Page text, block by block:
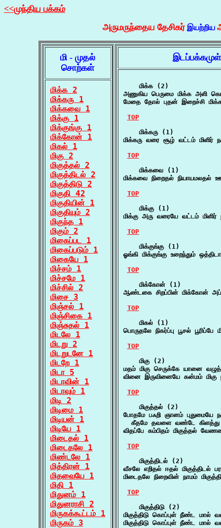
<<முந்திய பக்கம்
அருமருந்தைய தேசிகர் இயற்றிய
மி - முதல்
சொற்கள்
மிக்க 2
மிக்கரு 1
மிக்கவை 1
மிக்கு 1
மிக்குங்கு 1
மிக்கோன் 1
மிகல் 1
மிகு 2
மிகுத்தல் 2
மிகுத்திடல் 2
மிகுத்திடு 2
மிகுதி 42
மிகுதியின் 1
மிகுதியும் 2
மிகுந்த 1
மிகும் 2
மிகைப்பட 1
மிகைப்படும் 1
மிகையே 1
மிச்சம் 1
மிச்சமே 1
மிச்சில் 2
மிசை 3
மிஞ்சல் 1
மிஞ்சிகை 1
மிஞ்சுதல் 1
மிடலே 1
மிடறு 2
மிடறுடனே 1
மிடறே 1
மிடா 5
மிடாவின் 1
மிடாவும் 1
மிடி 2
மிடிமை 1
மிடியன் 1
மிடியே 1
மிடைதல் 1
மிடைதலே 1
மிண்டலே 1
மித்திரன் 1
மிதவையே 1
மிதி 1
மிதுனம் 1
மிதுனராசி 2
மிருகக்கூட்டம் 1
மிருகம் 3
    மிக்க (2)
அணுகிய பெருமை மிக்க அளி
மேதை தோல் புதன் இறைச்சி
TOP
    மிக்கரு (1)
மிக்கரு வரை சூழ் வட்டம் மிளிர்
TOP
    மிக்கவை (1)
மிக்கவை நிறைதல் நியாயமலதல்
TOP
    மிக்கு (1)
மிக்கு அரு வரையே வட்டம்
TOP
    மிக்குங்கு (1)
ஓங்கி மிக்குங்கு உறைந்தும்
TOP
    மிக்கோன் (1)
ஆண்டகை சிறப்பின் மிக்கோன்
TOP
    மிகல் (1)
பொருதலே நிகர்ப்பு பூசல்
TOP
    மிகு (2)
மதம் மிகு செருக்கே யானை
வினை இருவினையே கன்மம் மிகு
TOP
    மிகுத்தல் (2)
போதமே பஃறி ஞானம் புதுமையே
கீதமே தவளை வண்டே கிளத்து
விதப்பே கம்பிதம் மிகுத்தல்
TOP
    மிகுத்திடல் (2)
வீசலே எறிதல் ஈதல் மிகுத்திடல்
மிடைதலே நிறைவின் நாமம்
TOP
    மிகுத்திடு (2)
மிகுத்திடு கொப்புள் நீண்ட மால்
மிகுத்திடு கொப்புள் நீண்ட மால்